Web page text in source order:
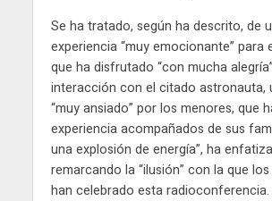
Se ha tratado, según ha descrito, de
experiencia “muy emocionante” para
que ha disfrutado “con mucha
interacción con el citado astronauta,
“muy ansiado” por los menores, que
experiencia acompañados de sus
una explosión de energía”, ha
remarcando la “ilusión” con la que
han celebrado esta radioconferencia.